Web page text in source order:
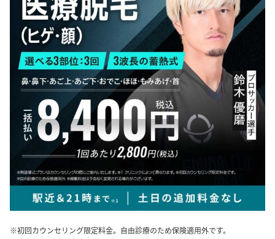
※初回カウンセリング限定料金。自由診療のため保険適用外です。